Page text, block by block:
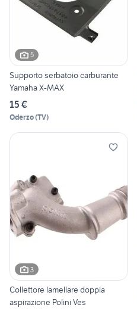
5
Supporto serbatoio carburante
Yamaha X-MAX
15 €
Oderzo(TV)
3
Collettore lamellare doppia
aspirazione Polini Ves